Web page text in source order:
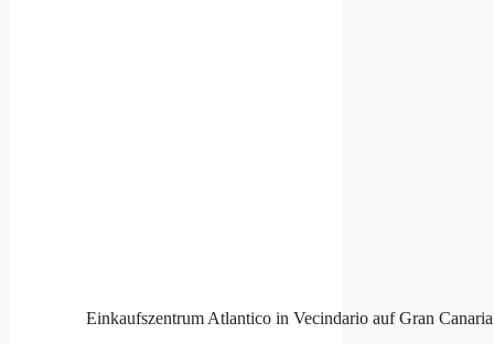
Einkaufszentrum Atlantico in Vecindario auf Gran Canaria